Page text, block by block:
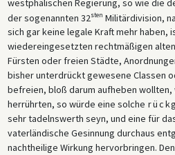
der sogenannten 32sten Militärdivision,
sich gar keine legale Kraft mehr haben,
wiedereingesetzten rechtmäßigen
Fürsten oder freien Städte,
bisher unterdrückt gewesene Classen
befreien, bloß darum aufheben wollten,
herrührten, so würde eine solche
sehr tadelnswerth seyn, und eine für
vaterländische Gesinnung durchaus
nachtheilige Wirkung hervorbringen.